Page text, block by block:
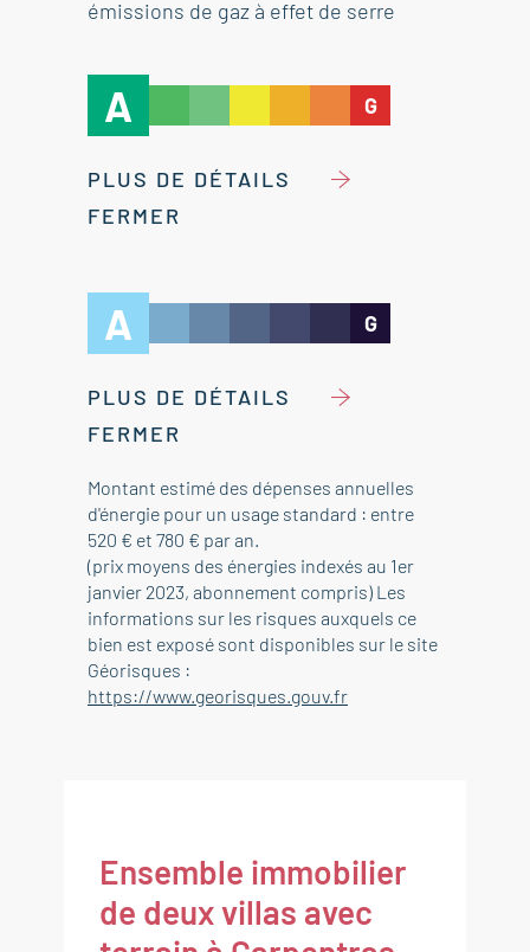
émissions de gaz à effet de serre
A G
PLUS DE DÉTAILS
FERMER
A G
PLUS DE DÉTAILS
FERMER
Montant estimé des dépenses annuelles
d'énergie pour un usage standard : entre
520 € et 780 € par an.
(prix moyens des énergies indexés au 1er
janvier 2023, abonnement compris) Les
informations sur les risques auxquels ce
bien est exposé sont disponibles sur le site
Géorisques :
https://www.georisques.gouv.fr
Ensemble immobilier
de deux villas avec